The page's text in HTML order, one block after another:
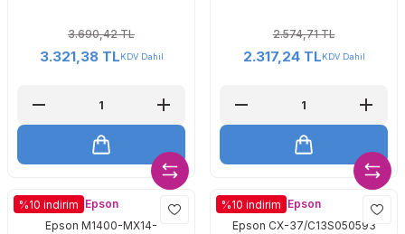
3.690,42 TL
3.321,38 TLKDV Dahil
2.574,71 TL
2.317,24 TLKDV Dahil
%10 indirim Epson
Epson M1400-MX14-
%10 indirim Epson
Epson CX-37/C13S050593